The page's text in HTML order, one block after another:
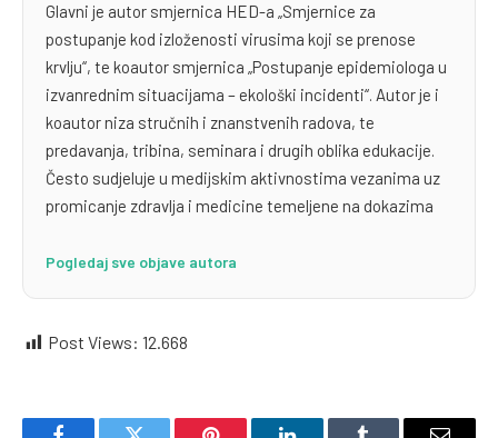
Glavni je autor smjernica HED-a „Smjernice za
postupanje kod izloženosti virusima koji se prenose
krvlju“, te koautor smjernica „Postupanje epidemiologa u
izvanrednim situacijama – ekološki incidenti“. Autor je i
koautor niza stručnih i znanstvenih radova, te
predavanja, tribina, seminara i drugih oblika edukacije.
Često sudjeluje u medijskim aktivnostima vezanima uz
promicanje zdravlja i medicine temeljene na dokazima
Pogledaj sve objave autora
Post Views: 12.668